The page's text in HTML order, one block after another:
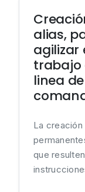
alias,
agilizar
trabajo
linea de
La
que